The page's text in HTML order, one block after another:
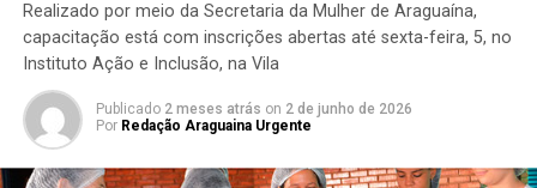
Realizado por meio da Secretaria da Mulher de Araguaína,
capacitação está com inscrições abertas até sexta-feira, 5, no
Instituto Ação e Inclusão, na Vila
Publicado 2 meses atrás on 2 de junho de 2026
Por Redação Araguaina Urgente